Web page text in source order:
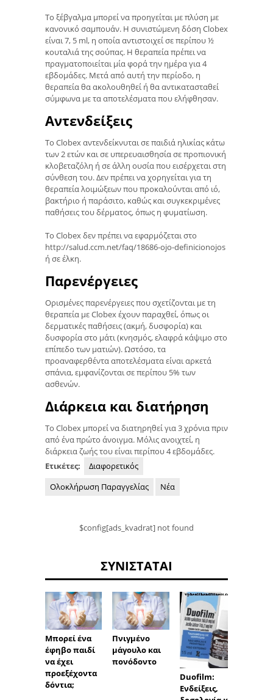
Το ξέβγαλμα μπορεί να προηγείται με πλύση με
κανονικό σαμπουάν. Η συνιστώμενη δόση Clobex
είναι 7, 5 ml, η οποία αντιστοιχεί σε περίπου ½
κουταλιά της σούπας. Η θεραπεία πρέπει να
πραγματοποιείται μία φορά την ημέρα για 4
εβδομάδες. Μετά από αυτή την περίοδο, η
θεραπεία θα ακολουθηθεί ή θα αντικατασταθεί
σύμφωνα με τα αποτελέσματα που ελήφθησαν.
Αντενδείξεις
Το Clobex αντενδείκνυται σε παιδιά ηλικίας κάτω
των 2 ετών και σε υπερευαισθησία σε προπιονική
κλοβεταζόλη ή σε άλλη ουσία που εισέρχεται στη
σύνθεση του. Δεν πρέπει να χορηγείται για τη
θεραπεία λοιμώξεων που προκαλούνται από ιό,
βακτήριο ή παράσιτο, καθώς και συγκεκριμένες
παθήσεις του δέρματος, όπως η φυματίωση.
Το Clobex δεν πρέπει να εφαρμόζεται στο
http://salud.ccm.net/faq/18686-ojo-definicionojos
ή σε έλκη.
Παρενέργειες
Ορισμένες παρενέργειες που σχετίζονται με τη
θεραπεία με Clobex έχουν παραχθεί, όπως οι
δερματικές παθήσεις (ακμή, δυσφορία) και
δυσφορία στο μάτι (κνησμός, ελαφρά κάψιμο στο
επίπεδο των ματιών). Ωστόσο, τα
προαναφερθέντα αποτελέσματα είναι αρκετά
σπάνια, εμφανίζονται σε περίπου 5% των
ασθενών.
Διάρκεια και διατήρηση
Το Clobex μπορεί να διατηρηθεί για 3 χρόνια πριν
από ένα πρώτο άνοιγμα. Μόλις ανοιχτεί, η
διάρκεια ζωής του είναι περίπου 4 εβδομάδες.
Ετικέτες:
Διαφορετικός
Ολοκλήρωση Παραγγελίας
Νέα
$config[ads_kvadrat] not found
ΣΥΝΙΣΤΆΤΑΙ
Μπορεί ένα
έφηβο παιδί
να έχει
προεξέχοντα
δόντια;
Πνιγμένο
μάγουλο και
πονόδοντο
Duofilm:
Ενδείξεις,